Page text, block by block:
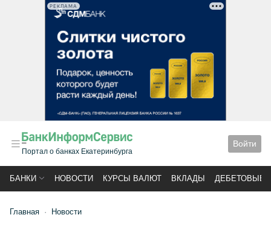
РЕКЛАМА
Портал о банках Екатеринбурга
Войти
БАНКИ НОВОСТИ КУРСЫ ВАЛЮТ ВКЛАДЫ ДЕБЕТОВЫЕ
Главная Новости